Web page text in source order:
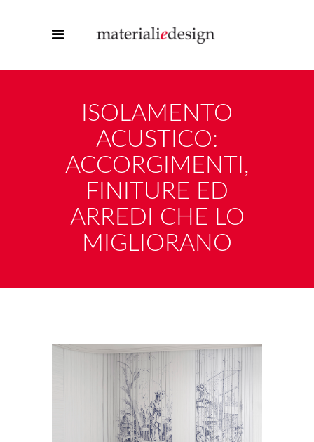
ISOLAMENTO
ACUSTICO:
ACCORGIMENTI,
FINITURE ED
ARREDI CHE LO
MIGLIORANO